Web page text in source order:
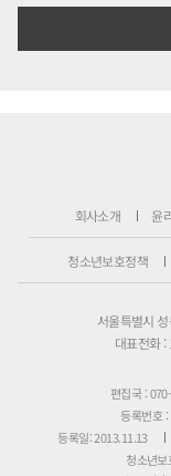
회사소개 윤
청소년보호정책
서울특별시
대표전화
편집국 :
등록번호
등록일: 2013.11.13
청소년